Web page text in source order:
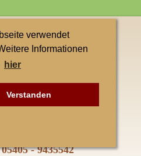
verwendet
Informationen
hier
Verstanden
Kontakt
Elke Singh
Petersberg 1
05405 - 9435542